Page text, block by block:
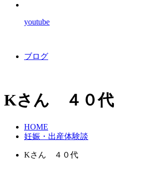
youtube
ブログ
Kさん ４０代
HOME
妊娠・出産体験談
Kさん ４０代